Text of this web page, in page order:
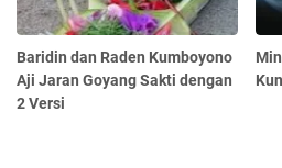
Baridin dan Raden Kumboyono
Aji Jaran Goyang Sakti dengan
2 Versi